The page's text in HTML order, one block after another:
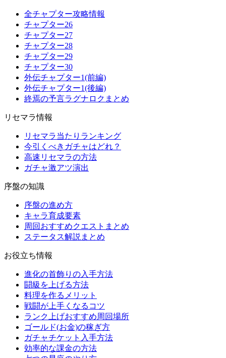
全チャプター攻略情報
チャプター26
チャプター27
チャプター28
チャプター29
チャプター30
外伝チャプター1(前編)
外伝チャプター1(後編)
終焉の予言ラグナロクまとめ
リセマラ情報
リセマラ当たりランキング
今引くべきガチャはどれ？
高速リセマラの方法
ガチャ激アツ演出
序盤の知識
序盤の進め方
キャラ育成要素
周回おすすめクエストまとめ
ステータス解説まとめ
お役立ち情報
進化の首飾りの入手方法
闘級を上げる方法
料理を作るメリット
戦闘が上手くなるコツ
ランク上げおすすめ周回場所
ゴールド(お金)の稼ぎ方
ガチャチケット入手方法
効率的な課金の方法